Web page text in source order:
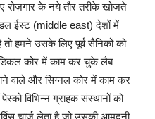
रोज़गार के नये तौर तरीके खोजते
ईस्ट (middle east) देशों में
हमने उसके लिए पूर्व सैनिकों को
कोर में काम कर चुके लैब
वाले और सिग्नल कोर में काम कर
विभिन्न ग्राहक संस्थानों को